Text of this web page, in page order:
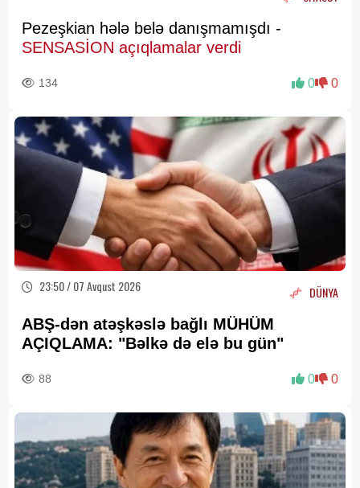
Pezeşkian hələ belə danışmamışdı -
SENSASİON açıqlamalar verdi
134 0 0
23:50 / 07 Avqust 2026 DÜNYA
ABŞ-dən atəşkəslə bağlı MÜHÜM
AÇIQLAMA: "Bəlkə də elə bu gün"
88 0 0